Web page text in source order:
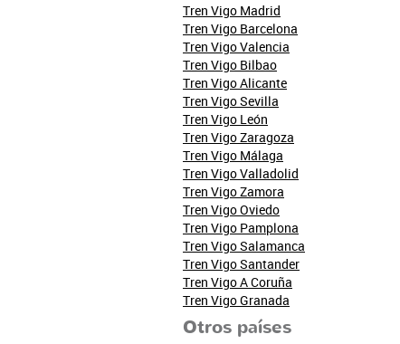
Tren Vigo Madrid
Tren Vigo Barcelona
Tren Vigo Valencia
Tren Vigo Bilbao
Tren Vigo Alicante
Tren Vigo Sevilla
Tren Vigo León
Tren Vigo Zaragoza
Tren Vigo Málaga
Tren Vigo Valladolid
Tren Vigo Zamora
Tren Vigo Oviedo
Tren Vigo Pamplona
Tren Vigo Salamanca
Tren Vigo Santander
Tren Vigo A Coruña
Tren Vigo Granada
Otros países